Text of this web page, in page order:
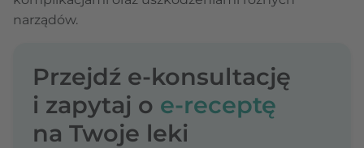
narządów.
Przejdź e-konsultację
i zapytaj o e-receptę
na Twoje leki